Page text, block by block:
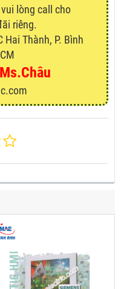
lòng call cho
riêng.
Hai Thành, P. Bình